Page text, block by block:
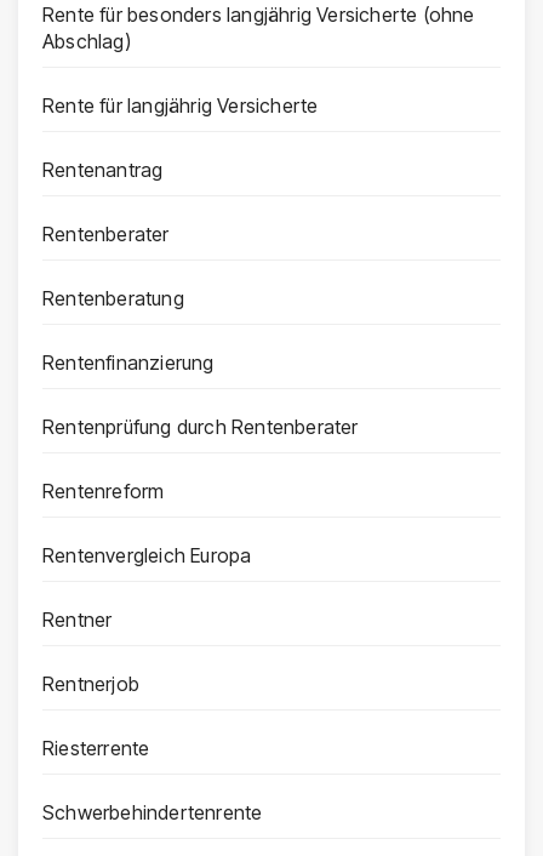
Rente für besonders langjährig Versicherte (ohne
Abschlag)
Rente für langjährig Versicherte
Rentenantrag
Rentenberater
Rentenberatung
Rentenfinanzierung
Rentenprüfung durch Rentenberater
Rentenreform
Rentenvergleich Europa
Rentner
Rentnerjob
Riesterrente
Schwerbehindertenrente